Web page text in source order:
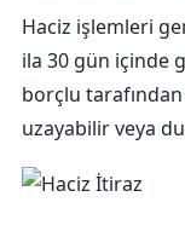
Haciz işlemleri
ila 30 gün içinde
borçlu
uzayabilir veya